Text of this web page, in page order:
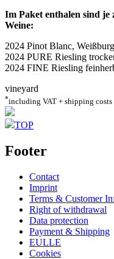
Im Paket enthalen sind je
Weine:
2024 Pinot Blanc,
2024 PURE Riesling
2024 FINE Riesling
vineyard
*including VAT + shipping costs
TOP
Footer
Contact
Imprint
Terms & Customer
Right of withdrawal
Data protection
Payment & Shipping
EULLE
Cookies